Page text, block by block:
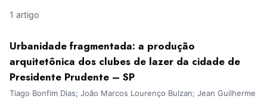
1 artigo
Urbanidade fragmentada: a produção
arquitetônica dos clubes de lazer da cidade de
Presidente Prudente – SP
Tiago Bonfim Dias; João Marcos Lourenço Bulzan; Jean Guilherme